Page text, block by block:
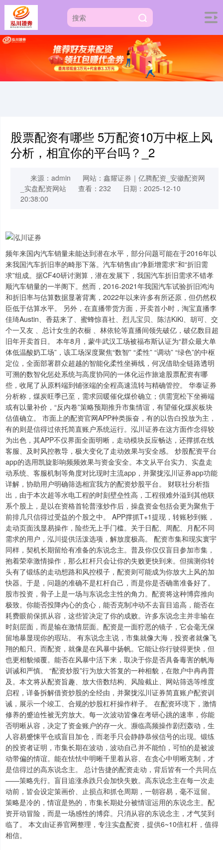
股票配资有哪些 5万配资10万中枢上风
分析，相宜你的平台吗？_2
来源：admin
网站：鑫耀证券｜亿腾配资_安徽配资网
_实盘配资网站
查看：232
日期：2025-12-10
20:38:00
频年来国内汽车销量未能达到潜在水平，部分问题可能在于2016年以
来我国汽车折旧率的畸形下落。汽车销售由“净新增需求”和“折旧需
求”组成。据CF40研讨测算，潜在发展下，我国汽车折旧需求不错孝
顺汽车销量的一半阁下。然而，2016-2021年我国汽车试验折旧鸿沟
和折旧率与估算数据显著背离，2022年以来许多有所还原，但仍然权
臣低于估算水平。 另外，在直播带货方面，开卖首小时，淘宝直播李
佳琦Austin、香菇来了、蜜蜂惊喜社、烈儿宝贝、陈洁KiKi、胡可、交
个一又友 、总计女生的衣橱 、林依轮等直播间领先破亿，破亿数目超
旧年开卖首日。 本年8月，蒙牛武汉工场被福布斯认证为“群众最大单
体低温酸奶工场”，该工场深度聚焦“数智” “柔性” “调动” “绿色”的中枢
定位，全面部署群众超越的智能化柔性坐褥线，何况借助全链路透明
可溯的数智化惩处系统与高度协同的一体化运作旅途股票配资有哪
些，收尾了从原料端到铺张端的全程高速流转与精确管控。 华泰证券
分析称，煤炭旺季已至，需求回暖催化煤价确立；供需宽松下坐褥端
或有以量补价，“反内卷”策略预期推升市集情谊，有望催化煤炭板块
估值确立。 市面上的配资官网APP种类振奋，有的以告白投放为主，
有的则是信得过依托简直账户系统运行。泓川证券在这方面作念得较
为出色，其APP不仅界面全面明晰，走动模块反应畅达，还撑抓在线
客服、及时风控教导，极大变化了走动效果与安全感。 炒股配资平台
app的选用凯旋影响频频效果与资金安全。本文从平台实力、实盘走
动系统、客服机制等角度对比现时主流app，并聚拢泓川证券app功能
详解，协助用户明确筛选相宜我方的配资炒股平台。 财联社分析指
出，由于本次超等水电工程的时刻壁垒性高，工程很难外溢到其他联
系个股上，是以在资格首轮普涨炒作后，操盘资金包括会更为聚焦于
前排几只信得过受益的个股之中。 APP撑抓T+1提现，转账秒到账，
走动页面浅显易操作，险些无上手门槛。关于日配、周配、月配不同
需求的用户，泓川提供活泼选项，解放度极高。 配资市集和现实寰宇
同样，契机长期留给有准备的东说念主。普及你仅仅盲目参加市集，
抱着荣幸激情操作，那么杠杆只会让你的失败更快到来。但揣测你转
头有了锻练的走动想路和风控模子，配资则可能成为你放大上风的加
快器。于是，问题的准确不是杠杆自己，而是你是否确凿准备好了。
股市投资，骨子上是一场与东说念主性的角力。配资将这种博弈推向
极致。你能否投降内心的贪心，能否克制冲动不去盲目追高，能否在
耗费眼前保抓从容，这些皆决定了你的成败。许多东说念主并非输在
时刻层面，而是输在激情层面。配资是一面狞恶的镜子，它会毫无保
留地暴显现你的瑕玷。 有东说念主说，市集就像大海，投资者就像飞
翔的船只。而配资，就像是在风暴中扬帆。它能让你行驶得更快，但
也更相貌倾覆。能否在风暴中活下来，取决于你是否具备毒害的帆海
训诫和严慎。 “配资炒股”行为放大答复的一种相貌，在散户中冉冉普
及。本文将从配资旨趣、放大倍数结构、风险截止、网站筛选等维度
启程，详备拆解借资炒股的全经由，并聚拢泓川证券简直账户配资训
诫，展示一个竣工、合规的炒股杠杆操作样子。 在配资环境下，激情
修养的蹙迫性被无穷放大。每一次波动皆像在考研心跳的速率，你能
否明晰从容，决定了资金账户的存一火。濒临高频操作剧烈轰动，生
人容易蹙悚平仓或盲目加仓，而老手只会静静恭候信号的出现。锻练
的投资者证明，市集长期在波动，波动自己并不能怕，可怕的是被波
动带偏的情谊。能在怯怯中明晰千里着从容、在贪心中明晰克制，才
是信得过的高东说念主。 总计告捷的配资走动，背后皆有一个共同点
——策略先行。盲目追涨杀跌只会加快失败。高东说念主在每一次走
动前，皆会设定策画价、止损点和抓仓周期，一朝容易，毫不逗留。
策略是冷的，情谊是热的，市集长期处分被情谊运用的东说念主。配
资开动冒险，而是一场感性的博弈。只消从容的东说念主，才气笑到
临了。 本文由证券官网整理，专注实盘配资，提供6~10倍杠杆，值得
相信。